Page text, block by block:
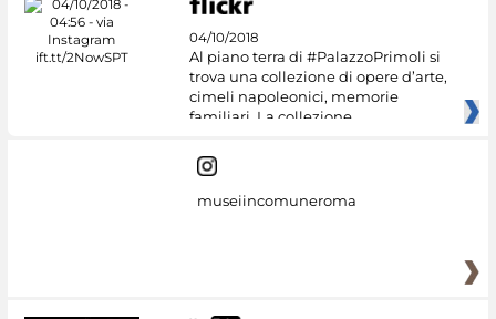
04/10/2018
Al piano terra di #PalazzoPrimoli si
trova una collezione di opere d’arte,
cimeli napoleonici, memorie
familiari. La collezione
museiincomuneroma